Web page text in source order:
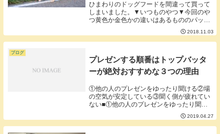
ひまわりのドッグフードを間違って買って
しまいました。▼いつものやつ▼今回のや
つ黄色か金色かの違いはあるもののパッケ
ージが激似。黄色と金色でカロリーオフか
そうでないかの違いがあります。まぁ、ひ
まわり最近太ってきたしダイエット食でも
2018.11.03
ブログ
プレゼンする順番はトップバッタ
ーが絶対おすすめな３つの理由
①他の人のプレゼンをゆったり聞ける②場
の空気が安定している③聞く側が疲れてい
ない■①他の人のプレゼンをゆったり聞け
るほかの人もプレゼンをする場合自分の番
が終わらないと心のソワソワはなかなかお
さまらないものです。早く自分の番を終わ
2019.04.27